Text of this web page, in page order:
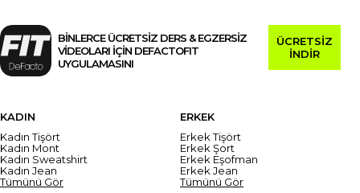
BİNLERCE ÜCRETSİZ DERS & EGZERSİZ
VİDEOLARI İÇİN DEFACTOFIT
UYGULAMASINI
ÜCRETSİZ
İNDİR
KADIN
Kadın Tişört
Kadın Mont
Kadın Sweatshirt
Kadın Jean
Tümünü Gör
ERKEK
Erkek Tişört
Erkek Şort
Erkek Eşofman
Erkek Jean
Tümünü Gör